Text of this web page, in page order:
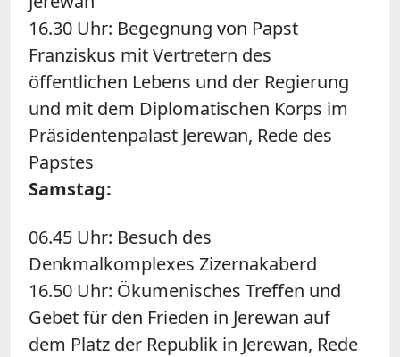
16.30 Uhr: Begegnung von Papst
Franziskus mit Vertretern des
öffentlichen Lebens und der Regierung
und mit dem Diplomatischen Korps im
Präsidentenpalast Jerewan, Rede des
Papstes
Samstag:
06.45 Uhr: Besuch des
Denkmalkomplexes Zizernakaberd
16.50 Uhr: Ökumenisches Treffen und
Gebet für den Frieden in Jerewan auf
dem Platz der Republik in Jerewan, Rede